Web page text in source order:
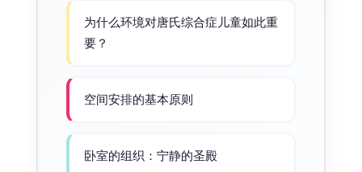
为什么环境对唐氏综合症儿童如此重
要？
空间安排的基本原则
卧室的组织：宁静的圣殿